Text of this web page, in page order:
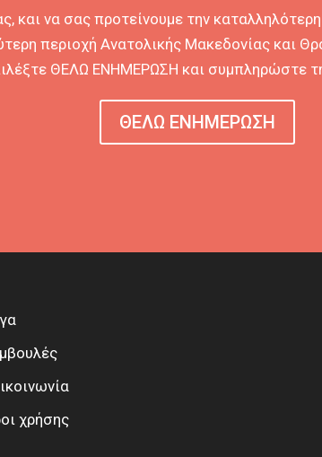
και να σας προτείνουμε την
περιοχή Ανατολικής Μακεδονίας και
ΘΕΛΩ ΕΝΗΜΕΡΩΣΗ και συμπληρώστε
ΘΕΛΩ ΕΝΗΜΕΡΩΣΗ
χρήσης